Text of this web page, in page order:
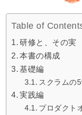
Table of
研修と、その実
本書の構成
基礎編
スクラムの
実践編
プロダクト